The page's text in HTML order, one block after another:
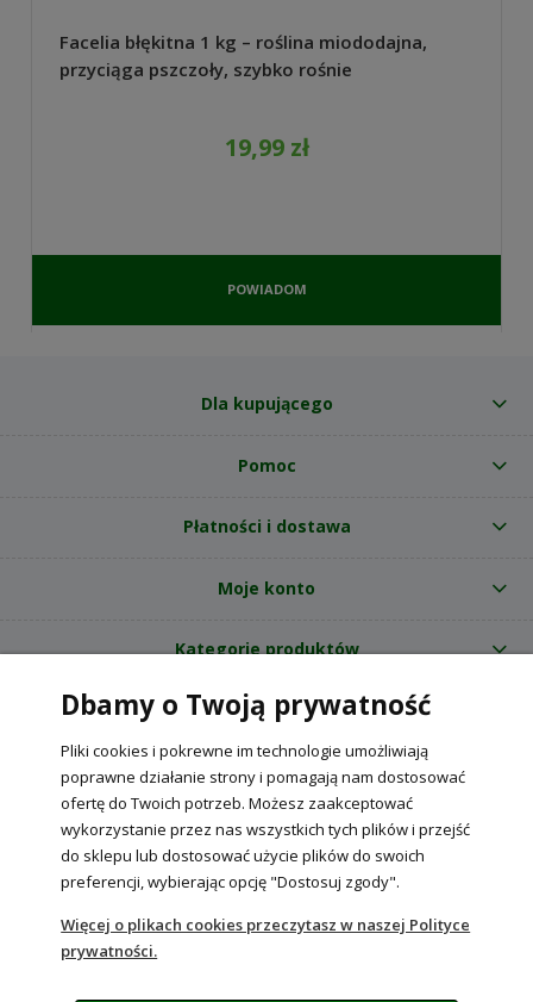
Facelia błękitna 1 kg – roślina miododajna,
przyciąga pszczoły, szybko rośnie
19,99 zł
POWIADOM
DOSTĘPNOŚCI
Dla kupującego
Pomoc
Płatności i dostawa
Moje konto
Kategorie produktów
O nas
Internetowy sklep ogrodniczy z nasionami RajOgrodnika.pl
NIP: 6090037061, REGON: 260240470 | Czarnca, ul. Tęczowa 31, 29-100
Włoszczowa
POKAŻ PEŁNĄ WERSJĘ STRONY
Sklep internetowy Shoper Premium
Dbamy o Twoją prywatność
Pliki cookies i pokrewne im technologie umożliwiają
poprawne działanie strony i pomagają nam dostosować
ofertę do Twoich potrzeb. Możesz zaakceptować
wykorzystanie przez nas wszystkich tych plików i przejść
do sklepu lub dostosować użycie plików do swoich
preferencji, wybierając opcję "Dostosuj zgody".
Więcej o plikach cookies przeczytasz w naszej Polityce
prywatności.